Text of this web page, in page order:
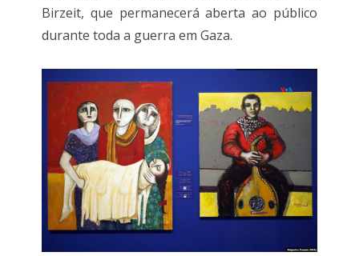
Birzeit, que permanecerá aberta ao público
durante toda a guerra em Gaza.